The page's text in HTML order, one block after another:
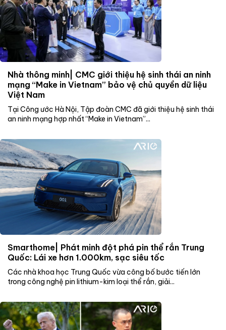
Nhà thông minh| CMC giới thiệu hệ sinh thái an ninh
mạng “Make in Vietnam” bảo vệ chủ quyền dữ liệu
Việt Nam
Tại Công ước Hà Nội, Tập đoàn CMC đã giới thiệu hệ sinh thái
an ninh mạng hợp nhất “Make in Vietnam”...
Smarthome| Phát minh đột phá pin thể rắn Trung
Quốc: Lái xe hơn 1.000km, sạc siêu tốc
Các nhà khoa học Trung Quốc vừa công bố bước tiến lớn
trong công nghệ pin lithium-kim loại thể rắn, giải...